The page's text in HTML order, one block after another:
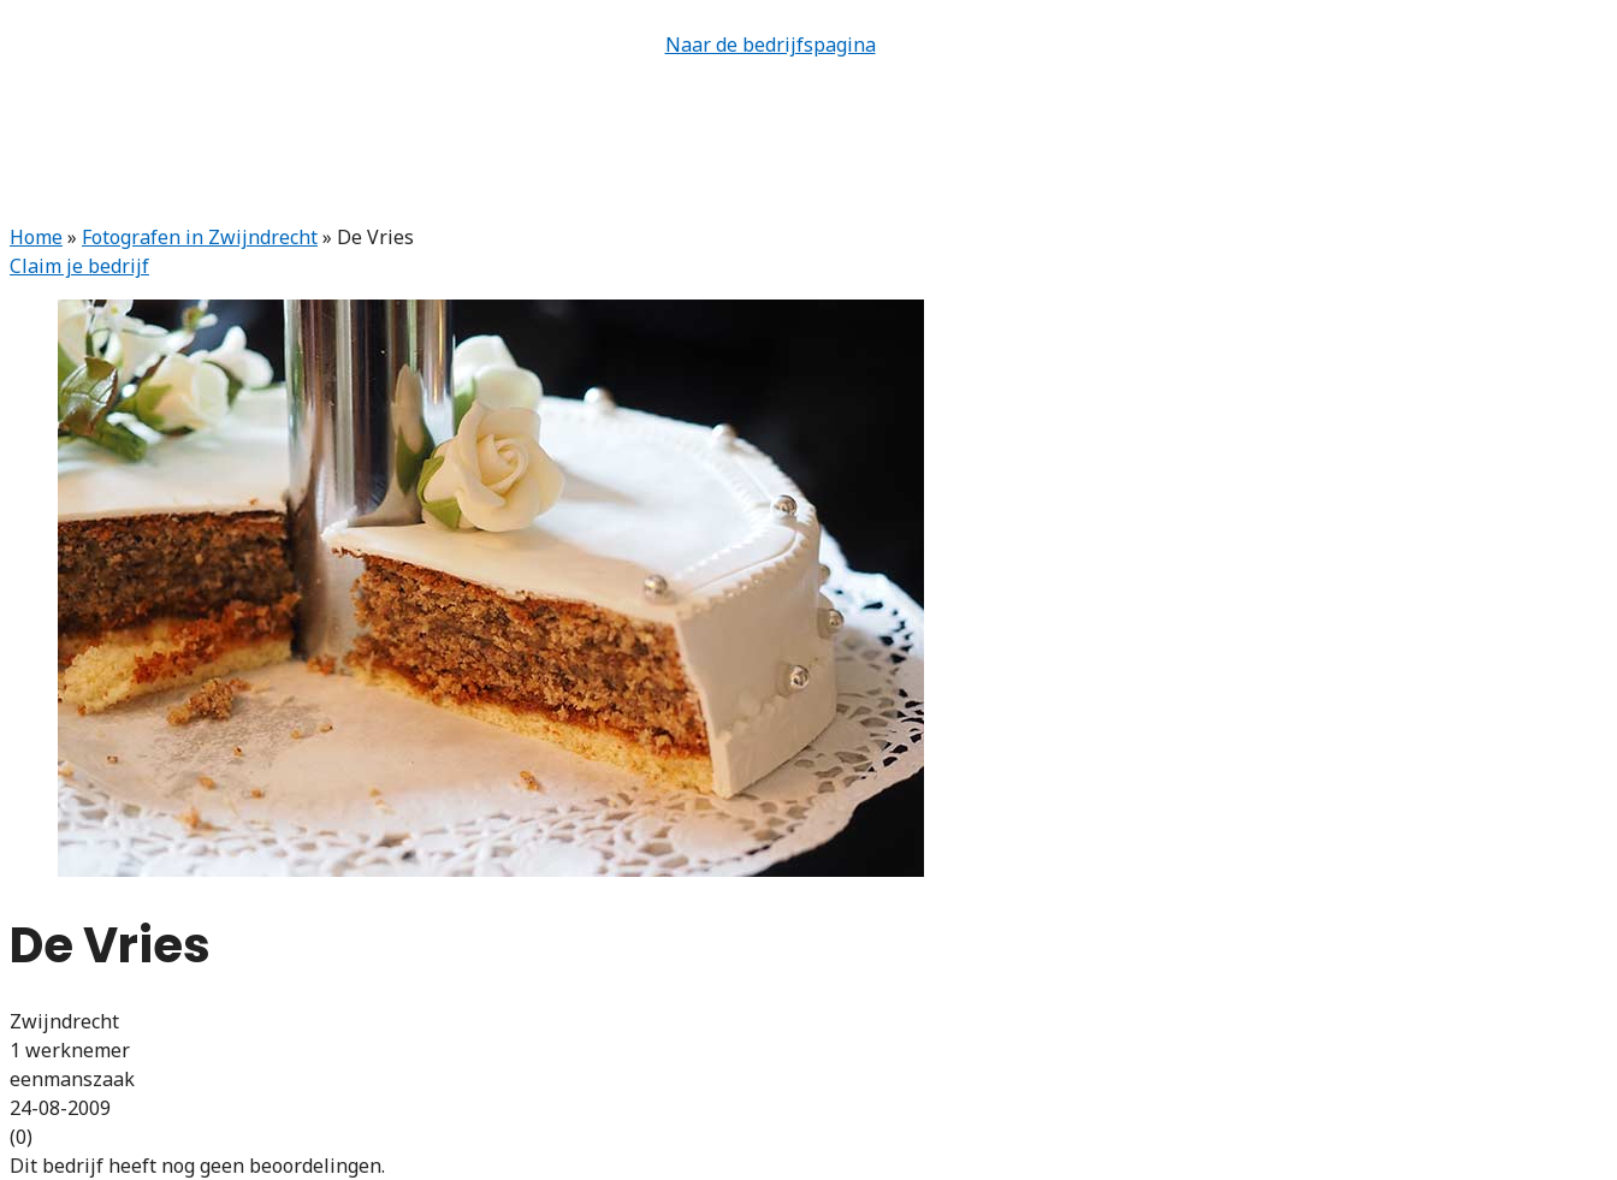
Naar de bedrijfspagina
Home» Fotografen in Zwijndrecht» De Vries
Claim je bedrijf
De Vries
Zwijndrecht
1 werknemer
eenmanszaak
24-08-2009
(0)
Dit bedrijf heeft nog geen beoordelingen.